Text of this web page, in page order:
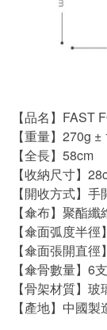
【品名】FAST
【重量】270g ±
【全長】58cm
【收納尺寸】
【開收方式】
【傘布】聚酯纖
【傘面弧度半
【傘面張開直
【傘骨數量】6支
【骨架材質】玻
【產地】中國